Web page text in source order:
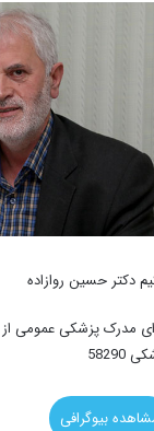
دکتر حسین روازاده
مدرک پزشکی عمومی از
58290
بیوگرافی